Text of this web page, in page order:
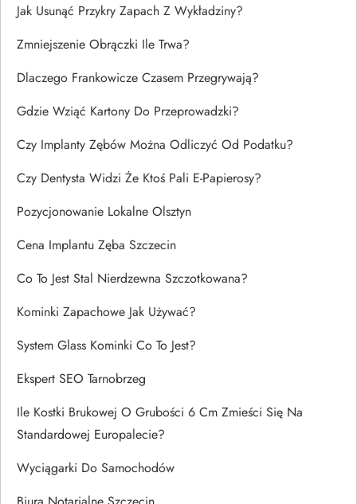
Jak Usunąć Przykry Zapach Z Wykładziny?
Zmniejszenie Obrączki Ile Trwa?
Dlaczego Frankowicze Czasem Przegrywają?
Gdzie Wziąć Kartony Do Przeprowadzki?
Czy Implanty Zębów Można Odliczyć Od Podatku?
Czy Dentysta Widzi Że Ktoś Pali E-Papierosy?
Pozycjonowanie Lokalne Olsztyn
Cena Implantu Zęba Szczecin
Co To Jest Stal Nierdzewna Szczotkowana?
Kominki Zapachowe Jak Używać?
System Glass Kominki Co To Jest?
Ekspert SEO Tarnobrzeg
Ile Kostki Brukowej O Grubości 6 Cm Zmieści Się Na
Standardowej Europalecie?
Wyciągarki Do Samochodów